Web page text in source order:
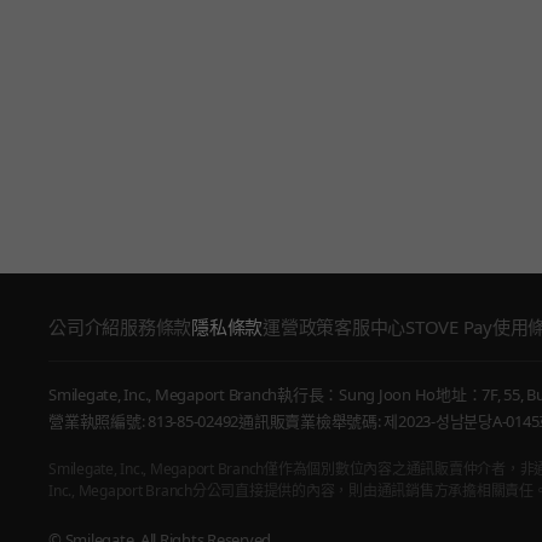
公司介紹服務條款隱私條款運營政策客服中心STOVE Pay使用
Smilegate, Inc., Megaport Branch執行長：Sung Joon Ho地址：7F, 55,
營業執照編號: 813-85-02492通訊販賣業檢舉號碼: 제2023-성남분당A-0145
Smilegate, Inc., Megaport Branch僅作為個別數位內容之通訊販賣仲介者，
Inc., Megaport Branch分公司直接提供的內容，則由通訊銷售方承擔相關責任。